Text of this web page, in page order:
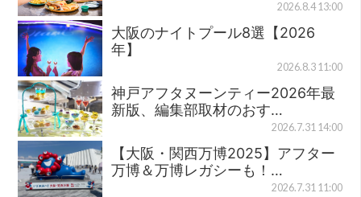
2026.8.4 13:00
大阪のナイトプール8選【2026
年】
2026.8.3 11:00
神戸アフタヌーンティー2026年最
新版、編集部取材のおす…
2026.7.31 14:00
【大阪・関西万博2025】アフター
万博＆万博レガシーも！…
2026.7.31 11:00